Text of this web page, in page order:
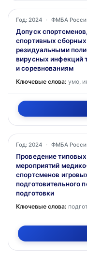
Год: 2024 · ФМБА
Допуск
спортивных
резидуальными
вирусных инфекций
и соревнованиям
Ключевые слова: умо,
Год: 2024 · ФМБА
Проведение
мероприятий
спортсменов
подготовительного
подготовки
Ключевые слова: